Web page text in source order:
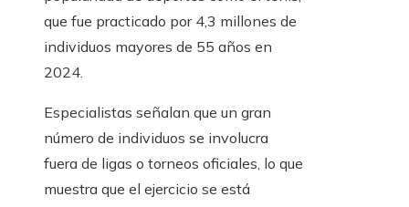
que fue practicado por 4,3 millones de
individuos mayores de 55 años en
2024.
Especialistas señalan que un gran
número de individuos se involucra
fuera de ligas o torneos oficiales, lo que
muestra que el ejercicio se está